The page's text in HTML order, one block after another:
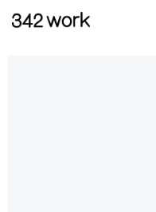
삼사이워크
삶과 일